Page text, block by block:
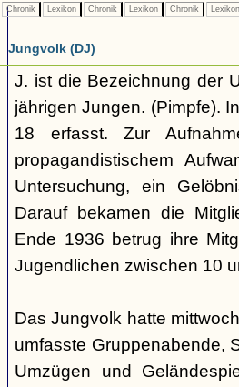
Chronik Lexikon Chronik Lexikon Chronik Lexikon
Jungvolk (DJ)
J. ist die Bezeichnung der
jährigen Jungen. (Pimpfe).
18 erfasst. Zur
propagandistischem
Untersuchung, ein
Darauf bekamen die
Ende 1936 betrug ihre
Jugendlichen zwischen 10
Das Jungvolk hatte
umfasste Gruppenabende,
Umzügen und